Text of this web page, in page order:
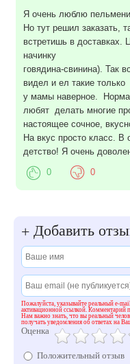
Я очень люблю
Но тут решил заказать,
встретишь в доставках.
начинку
говядина-свинина). Так
видел и ел такие только
у мамы наверное.
любят делать многие
настоящее сочное,
На вкус просто класс.
детство! Я очень
0 0
+ Добавить
Пожалуйста, указывайте реальный e-
активационной ссылкой. Комментарий
Нам важно знать, что вы реальный
получать уведомления об ответах на
Оценка
Положительный отзыв